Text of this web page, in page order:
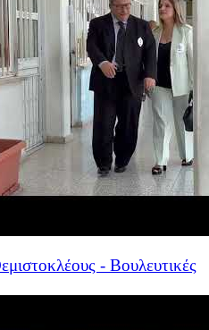
- Βουλευτικές